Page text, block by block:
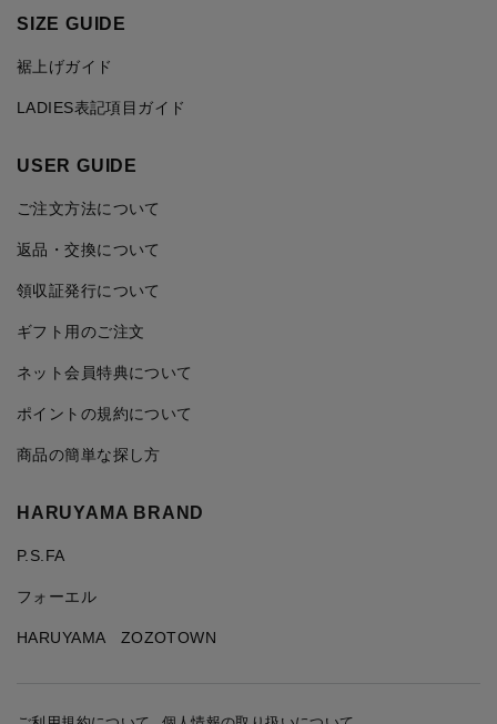
SIZE GUIDE
裾上げガイド
LADIES表記項目ガイド
USER GUIDE
ご注文方法について
返品・交換について
領収証発行について
ギフト用のご注文
ネット会員特典について
ポイントの規約について
商品の簡単な探し方
HARUYAMA BRAND
P.S.FA
フォーエル
HARUYAMA ZOZOTOWN